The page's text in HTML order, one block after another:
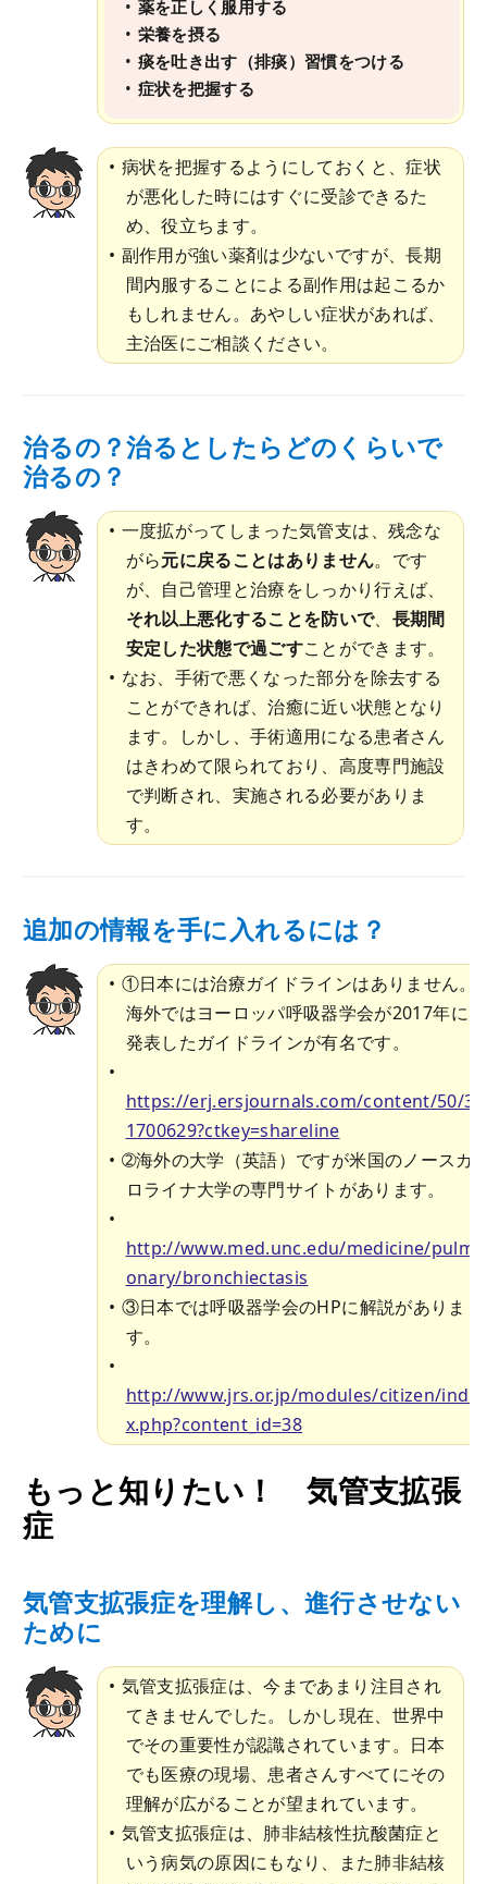
薬を正しく服用する
栄養を摂る
痰を吐き出す（排痰）習慣をつける
症状を把握する
病状を把握するようにしておくと、症状
が悪化した時にはすぐに受診できるた
め、役立ちます。
副作用が強い薬剤は少ないですが、長期
間内服することによる副作用は起こるか
もしれません。あやしい症状があれば、
主治医にご相談ください。
治るの？治るとしたらどのくらいで
治るの？
一度拡がってしまった気管支は、残念な
がら元に戻ることはありません。です
が、自己管理と治療をしっかり行えば、
それ以上悪化することを防いで、 長期間
安定した状態で過ごすことができます。
なお、手術で悪くなった部分を除去する
ことができれば、治癒に近い状態となり
ます。しかし、手術適用になる患者さん
はきわめて限られており、高度専門施設
で判断され、実施される必要がありま
す。
追加の情報を手に入れるには？
①日本には治療ガイドラインはありません。
海外ではヨーロッパ呼吸器学会が2017年に
発表したガイドラインが有名です。
https://erj.ersjournals.com/content/50/3/
1700629?ctkey=shareline
➁海外の大学（英語）ですが米国のノースカ
ロライナ大学の専門サイトがあります。
http://www.med.unc.edu/medicine/pulm
onary/bronchiectasis
③日本では呼吸器学会のHPに解説がありま
す。
http://www.jrs.or.jp/modules/citizen/inde
x.php?content_id=38
もっと知りたい！ 気管支拡張
症
気管支拡張症を理解し、進行させない
ために
気管支拡張症は、今まであまり注目され
てきませんでした。しかし現在、世界中
でその重要性が認識されています。日本
でも医療の現場、患者さんすべてにその
理解が広がることが望まれています。
気管支拡張症は、肺非結核性抗酸菌症と
いう病気の原因にもなり、また肺非結核